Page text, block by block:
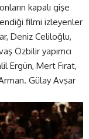
kapalı gişe
filmi izleyenler
Deniz Celiloğlu,
Özbilir yapımcı
Ergün, Mert Fırat,
Gülay Avşar